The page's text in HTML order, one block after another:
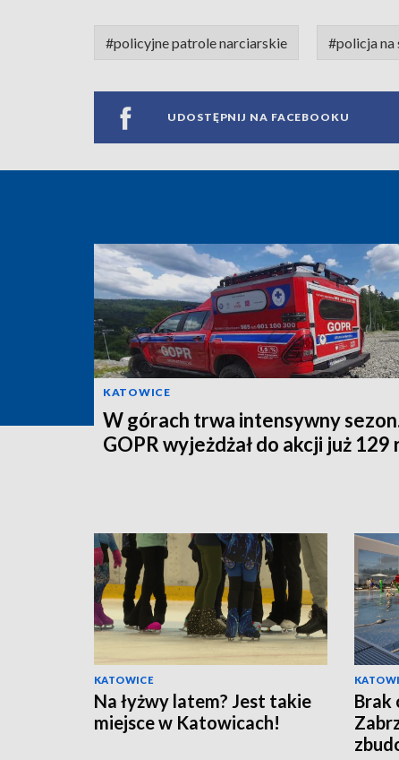
#policyjne patrole narciarskie #policja na
UDOSTĘPNIJ NA FACEBOOKU
KATOWICE
W górach trwa intensywny
GOPR wyjeżdżał do akcji już 129
KATOWICE
Na łyżwy latem? Jest takie
miejsce w Katowicach!
Brak